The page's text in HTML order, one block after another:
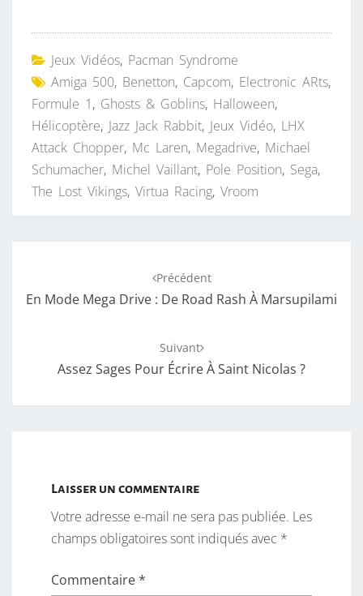
Jeux Vidéos, Pacman Syndrome
Amiga 500, Benetton, Capcom, Electronic ARts,
Formule 1, Ghosts & Goblins, Halloween,
Hélicoptère, Jazz Jack Rabbit, Jeux Vidéo, LHX
Attack Chopper, Mc Laren, Megadrive, Michael
Schumacher, Michel Vaillant, Pole Position, Sega,
The Lost Vikings, Virtua Racing, Vroom
d'article
Précédent
En Mode Mega Drive : De Road Rash À Marsupilami
Suivant
Assez Sages Pour Écrire À Saint Nicolas ?
Laisser un commentaire
Votre adresse e-mail ne sera pas publiée. Les
champs obligatoires sont indiqués avec *
Commentaire*